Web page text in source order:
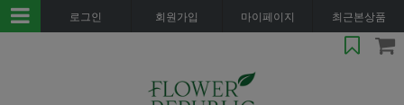
로그인 회원가입 마이페이지 최근본상품